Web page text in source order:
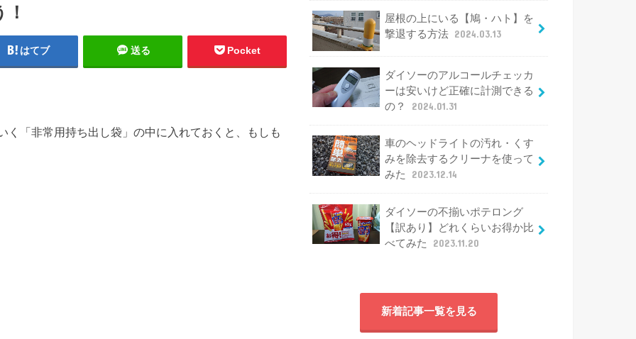
はてブ 送る Pocket
く「非常用持ち出し袋」の中に入れておくと、もしも
屋根の上にいる【鳩・ハト】を
撃退する方法 2024.03.13
ダイソーのアルコールチェッカ
ーは安いけど正確に計測できる
の？
2024.01.31
車のヘッドライトの汚れ・くす
みを除去するクリーナを使って
みた
2023.12.14
ダイソーの不揃いポテロング
【訳あり】どれくらいお得か比
べてみた
2023.11.20
新着記事一覧を見る